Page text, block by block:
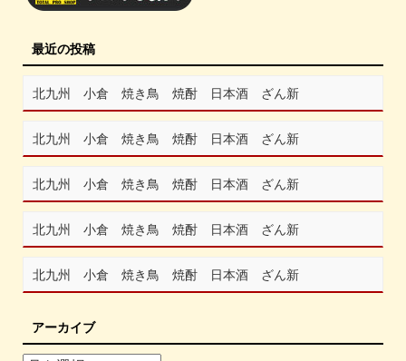
最近の投稿
北九州 小倉 焼き鳥 焼酎 日本酒 ざん新
北九州 小倉 焼き鳥 焼酎 日本酒 ざん新
北九州 小倉 焼き鳥 焼酎 日本酒 ざん新
北九州 小倉 焼き鳥 焼酎 日本酒 ざん新
北九州 小倉 焼き鳥 焼酎 日本酒 ざん新
アーカイブ